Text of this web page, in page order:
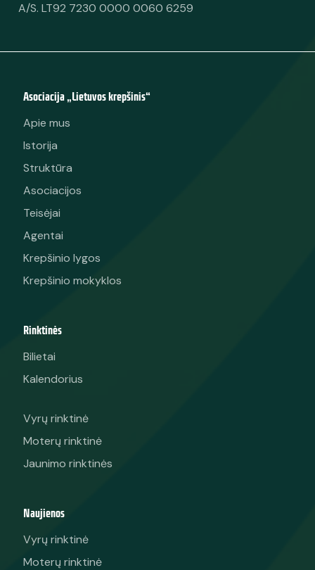
A/S. LT92 7230 0000 0060 6259
Asociacija „Lietuvos krepšinis“
Apie mus
Istorija
Struktūra
Asociacijos
Teisėjai
Agentai
Krepšinio lygos
Krepšinio mokyklos
Rinktinės
Bilietai
Kalendorius
Vyrų rinktinė
Moterų rinktinė
Jaunimo rinktinės
Naujienos
Vyrų rinktinė
Moterų rinktinė